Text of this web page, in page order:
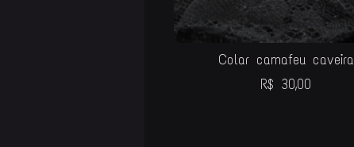
Colar camafeu caveira
R$ 30,00